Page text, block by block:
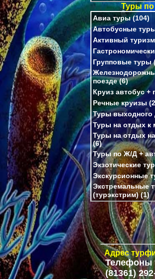
Туры
Авиа туры (104)
Автобусные
Активный туризм
Групповые туры
поезде (6)
Круиз автобус +
Речные круизы
Туры выходного
Туры на отдых к
Туры на отдых
(6)
Туры по Ж/Д +
Экзотические
Экскурсионные
Экстремальные
(турэкстрим) (1)
Адрес
Телефоны
(81361)